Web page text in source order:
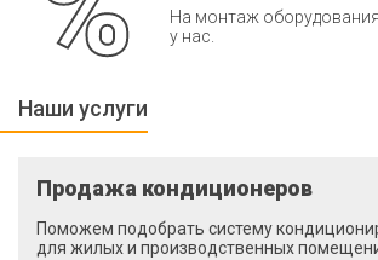
На монтаж
у нас.
Наши услуги
Продажа кондиционеров
Поможем подобрать систему
для жилых и производственных